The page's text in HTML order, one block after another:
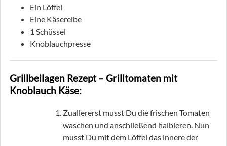
Ein Löffel
Eine Käsereibe
1 Schüssel
Knoblauchpresse
Grillbeilagen Rezept – Grilltomaten mit
Knoblauch Käse:
Zuallererst musst Du die frischen Tomaten
waschen und anschließend halbieren. Nun
musst Du mit dem Löffel das innere der